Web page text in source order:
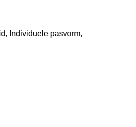
Individuele pasvorm,